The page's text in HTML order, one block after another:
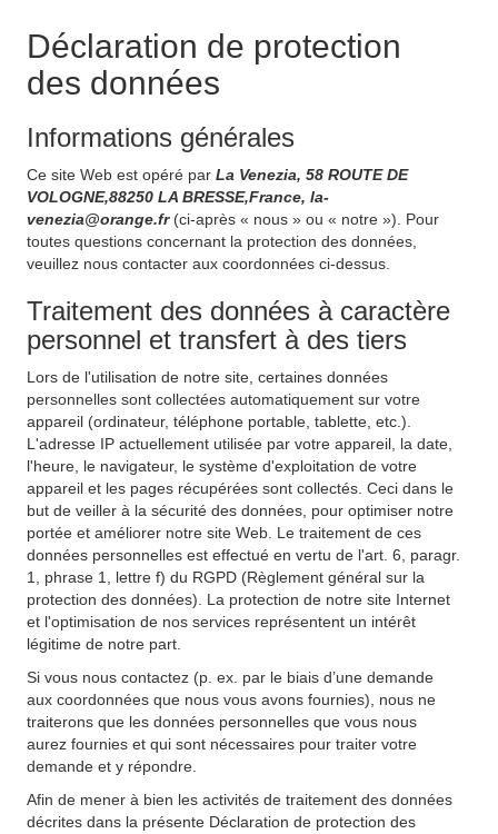
Déclaration de protection
des données
Informations générales
Ce site Web est opéré par La Venezia, 58 ROUTE DE
VOLOGNE,88250 LA BRESSE,France, la-
venezia@orange.fr (ci-après « nous » ou « notre »). Pour
toutes questions concernant la protection des données,
veuillez nous contacter aux coordonnées ci-dessus.
Traitement des données à caractère
personnel et transfert à des tiers
Lors de l'utilisation de notre site, certaines données
personnelles sont collectées automatiquement sur votre
appareil (ordinateur, téléphone portable, tablette, etc.).
L'adresse IP actuellement utilisée par votre appareil, la date,
l'heure, le navigateur, le système d'exploitation de votre
appareil et les pages récupérées sont collectés. Ceci dans le
but de veiller à la sécurité des données, pour optimiser notre
portée et améliorer notre site Web. Le traitement de ces
données personnelles est effectué en vertu de l'art. 6, paragr.
1, phrase 1, lettre f) du RGPD (Règlement général sur la
protection des données). La protection de notre site Internet
et l'optimisation de nos services représentent un intérêt
légitime de notre part.
Si vous nous contactez (p. ex. par le biais d’une demande
aux coordonnées que nous vous avons fournies), nous ne
traiterons que les données personnelles que vous nous
aurez fournies et qui sont nécessaires pour traiter votre
demande et y répondre.
Afin de mener à bien les activités de traitement des données
décrites dans la présente Déclaration de protection des